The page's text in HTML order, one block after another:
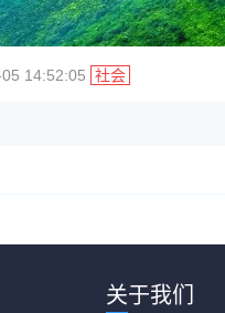
05 14:52:05 社会
关于我们